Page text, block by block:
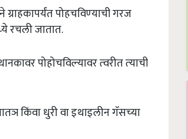
पोहचविण्‍याची गरज
रचली जातात.
पोहोचविल्‍यावर त्‍वरीत त्‍याची
किंवा धुरी वा इथाइलीन गॅसच्‍या